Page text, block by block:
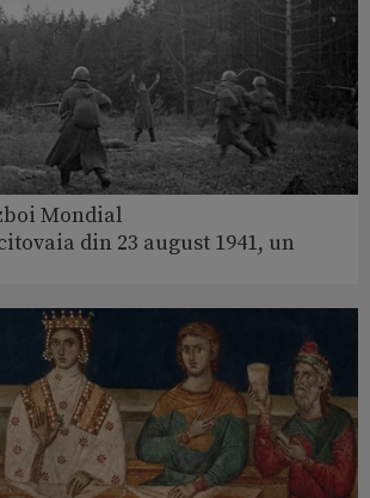
Mondial
din 23 august 1941, un